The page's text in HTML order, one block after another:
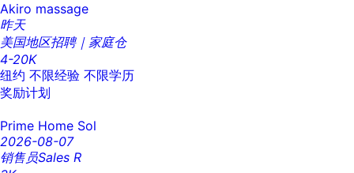
Akiro massage
昨天
美国地区招聘｜家庭仓
4-20K
纽约 不限经验 不限学历
奖励计划
Prime Home Sol
2026-08-07
销售员Sales R